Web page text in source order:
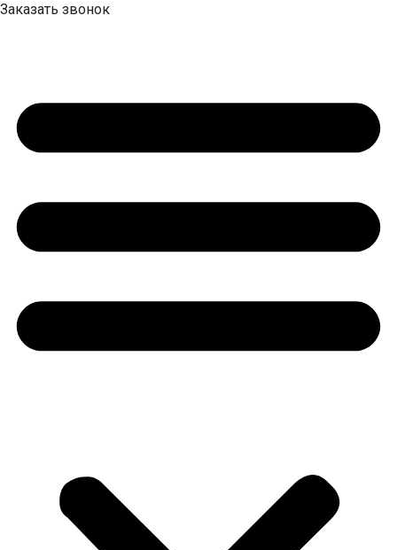
Заказать звонок